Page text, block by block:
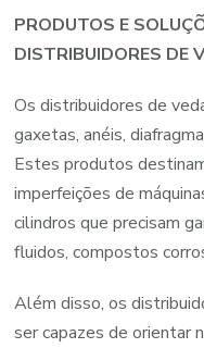
PRODUTOS E
DISTRIBUIDORES DE
Os distribuidores de
gaxetas, anéis,
Estes produtos
imperfeições de
cilindros que precisam
fluidos, compostos
Além disso, os
ser capazes de orientar